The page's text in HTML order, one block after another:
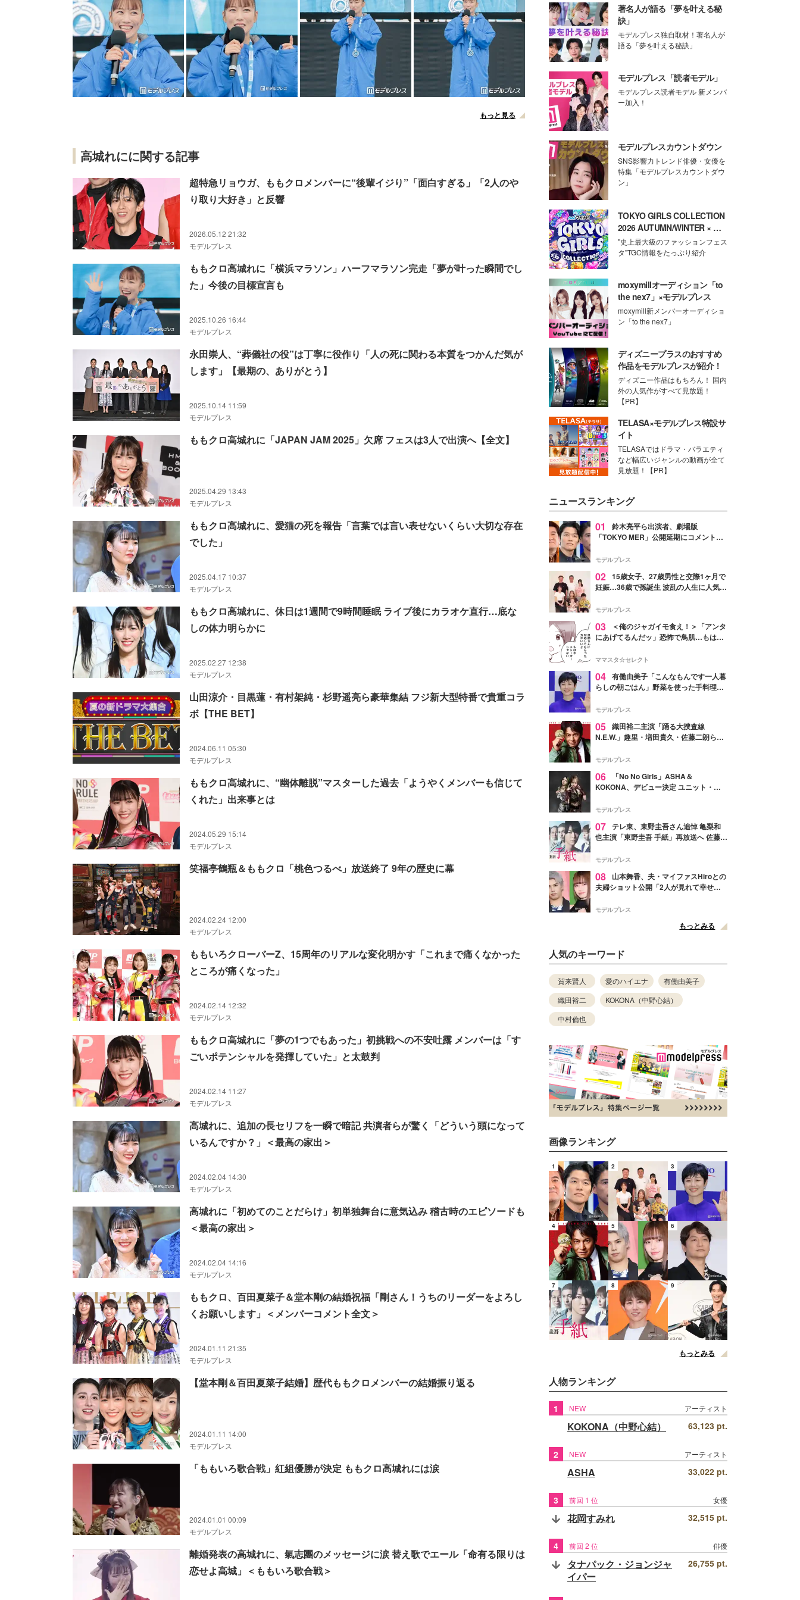
もっと見る
高城れにに関する記事
超特急リョウガ、ももクロメンバーに“後輩イジり”「面白すぎる」「2人のや
り取り大好き」と反響
2026.05.12 21:32
モデルプレス
ももクロ高城れに「横浜マラソン」ハーフマラソン完走「夢が叶った瞬間でし
た」今後の目標宣言も
2025.10.26 16:44
モデルプレス
永田崇人、“葬儀社の役”は丁寧に役作り「人の死に関わる本質をつかんだ気が
します」【最期の、ありがとう】
2025.10.14 11:59
モデルプレス
ももクロ高城れに「JAPAN JAM 2025」欠席 フェスは3人で出演へ【全文】
2025.04.29 13:43
モデルプレス
ももクロ高城れに、愛猫の死を報告「言葉では言い表せないくらい大切な存在
でした」
2025.04.17 10:37
モデルプレス
ももクロ高城れに、休日は1週間で9時間睡眠 ライブ後にカラオケ直行…底な
しの体力明らかに
2025.02.27 12:38
モデルプレス
山田涼介・目黒蓮・有村架純・杉野遥亮ら豪華集結 フジ新大型特番で貴重コラ
ボ【THE BET】
2024.06.11 05:30
モデルプレス
ももクロ高城れに、“幽体離脱”マスターした過去「ようやくメンバーも信じて
くれた」出来事とは
2024.05.29 15:14
モデルプレス
笑福亭鶴瓶＆ももクロ「桃色つるべ」放送終了 9年の歴史に幕
2024.02.24 12:00
モデルプレス
ももいろクローバーZ、15周年のリアルな変化明かす「これまで痛くなかった
ところが痛くなった」
2024.02.14 12:32
モデルプレス
ももクロ高城れに「夢の1つでもあった」初挑戦への不安吐露 メンバーは「す
ごいポテンシャルを発揮していた」と太鼓判
2024.02.14 11:27
モデルプレス
高城れに、追加の長セリフを一瞬で暗記 共演者らが驚く「どういう頭になって
いるんですか？」＜最高の家出＞
2024.02.04 14:30
モデルプレス
高城れに「初めてのことだらけ」初単独舞台に意気込み 稽古時のエピソードも
＜最高の家出＞
2024.02.04 14:16
モデルプレス
ももクロ、百田夏菜子＆堂本剛の結婚祝福「剛さん！うちのリーダーをよろし
くお願いします」＜メンバーコメント全文＞
2024.01.11 21:35
モデルプレス
【堂本剛＆百田夏菜子結婚】歴代ももクロメンバーの結婚振り返る
2024.01.11 14:00
モデルプレス
「ももいろ歌合戦」紅組優勝が決定 ももクロ高城れには涙
2024.01.01 00:09
モデルプレス
離婚発表の高城れに、氣志團のメッセージに涙 替え歌でエール「命有る限りは
恋せよ高城」＜ももいろ歌合戦＞
著名人が語る「夢を叶える秘
訣」
モデルプレス独自取材！著名人が
語る「夢を叶える秘訣」
モデルプレス「読者モデル」
モデルプレス読者モデル 新メンバ
ー加入！
モデルプレスカウントダウン
SNS影響力トレンド俳優・女優を
特集「モデルプレスカウントダウ
ン」
TOKYO GIRLS COLLECTION
2026 AUTUMN/WINTER × モ
デルプレス
"史上最大級のファッションフェス
タ"TGC情報をたっぷり紹介
moxymillオーディション「to
the nex7」×モデルプレス
moxymill新メンバーオーディショ
ン「to the nex7」
ディズニープラスのおすすめ
作品をモデルプレスが紹介！
ディズニー作品はもちろん！ 国内
外の人気作がすべて見放題！
【PR】
TELASA×モデルプレス特設サ
イト
TELASAではドラマ・バラエティ
など幅広いジャンルの動画が全て
見放題！【PR】
ニュースランキング
01
鈴木亮平ら出演者、劇場版
「TOKYO MER」公開延期にコメント
最大の敬意とエールを」
モデルプレス
02 15歳女子、27歳男性と交際1ヶ月で
妊娠…36歳で孫誕生 波乱の人生に人気タ
よ！」
モデルプレス
03
＜俺のジャガイモ食え！＞「アンタ
にあげてるんだッ」恐怖で鳥肌…もはや
ママスタ☆セレクト
04 有働由美子「こんなもんです一人暮
らしの朝ごはん」野菜を使った手料理公
そう」と反響
モデルプレス
05 織田裕二主演「踊る大捜査線
N.E.W.」趣里・増田貴久・佐藤二朗ら新
徴する“謎のキーワード”も
モデルプレス
06
「No No Girls」ASHA＆
KOKONA、デビュー決定 ユニット・
リリースへ
モデルプレス
07 テレ東、東野圭吾さん追悼 亀梨和
也主演「東野圭吾 手紙」再放送へ 佐藤隆
モデルプレス
08
山本舞香、夫・マイファスHiroとの
夫婦ショット公開「2人が見れて幸せ」
モデルプレス
もっとみる
人気のキーワード
賀来賢人 愛のハイエナ
有働由美子
織田裕二
KOKONA（中野心結）
中村倫也
画像ランキング
1 2 3
4 5 6
7 8 9
もっとみる
人物ランキング
1 NEW アーティスト
KOKONA（中野心結） 63,123 pt.
2 NEW アーティスト
ASHA 33,022 pt.
3 前回 1 位 女優
花岡すみれ 32,515 pt.
4 前回 2 位 俳優
タナパック・ジョンジャ
イパー
26,755 pt.